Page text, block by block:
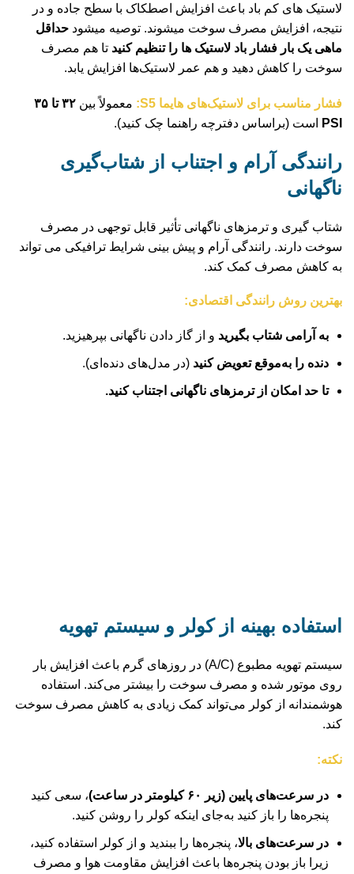
لاستیک‌ های کم‌ باد باعث افزایش اصطکاک با سطح جاده و در
نتیجه، افزایش مصرف سوخت میشوند. توصیه میشود حداقل
ماهی یک‌ بار فشار باد لاستیک‌ ها را تنظیم کنید تا هم مصرف
سوخت را کاهش دهید و هم عمر لاستیک‌ها افزایش یابد.
فشار مناسب برای لاستیک‌های هایما S5: معمولاً بین
۳۲ تا ۳۵
PSI
است (براساس دفترچه راهنما چک کنید).
رانندگی آرام و اجتناب از شتاب‌گیری
ناگهانی
شتاب‌ گیری و ترمزهای ناگهانی تأثیر قابل توجهی در مصرف
سوخت دارند. رانندگی آرام و پیش‌ بینی شرایط ترافیکی می‌ تواند
به کاهش مصرف کمک کند.
بهترین روش رانندگی اقتصادی:
به آرامی شتاب بگیرید و از گاز دادن ناگهانی بپرهیزید.
دنده را به‌موقع تعویض کنید (در مدل‌های دنده‌ای).
تا حد امکان از ترمزهای ناگهانی اجتناب کنید.
استفاده بهینه از کولر و سیستم تهویه
سیستم تهویه مطبوع (A/C) در روزهای گرم باعث افزایش بار
روی موتور شده و مصرف سوخت را بیشتر می‌کند. استفاده
هوشمندانه از کولر می‌تواند کمک زیادی به کاهش مصرف سوخت
کند.
نکته:
در سرعت‌های پایین (زیر ۶۰ کیلومتر در ساعت)
، سعی کنید
پنجره‌ها را باز کنید به‌جای اینکه کولر را روشن کنید.
در سرعت‌های بالا، پنجره‌ها را ببندید و از کولر استفاده کنید،
زیرا باز بودن پنجره‌ها باعث افزایش مقاومت هوا و مصرف